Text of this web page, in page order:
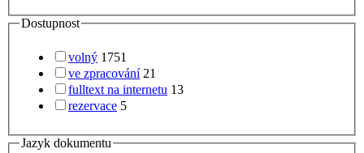
Dostupnost
volný 1751
ve zpracování 21
fulltext na internetu 13
rezervace 5
Jazyk dokumentu